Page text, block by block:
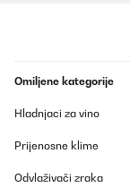
Omiljene kategorije
Hladnjaci za vino
Prijenosne klime
Odvlaživači zraka